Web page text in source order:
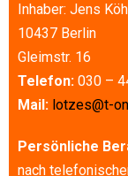
Inhaber: Jens
10437 Berlin
Gleimstr. 16
Telefon: 030 –
Mail: lotzes@t-
Persönliche
nach